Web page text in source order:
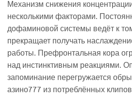
Механизм снижения
несколькими факторами.
дофаминовой системы ведёт к
прекращает получать
работы. Префронтальная кора
над инстинктивным реакциями.
запоминание перегружается
азино777 из потреблённых